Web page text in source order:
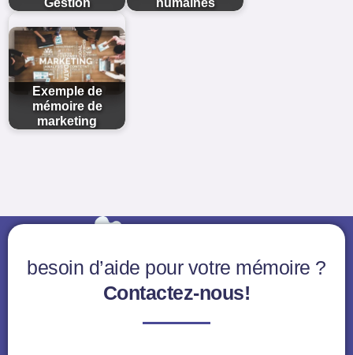
Exemple de
mémoire de
marketing
besoin d’aide pour votre mémoire ?
Contactez-nous!